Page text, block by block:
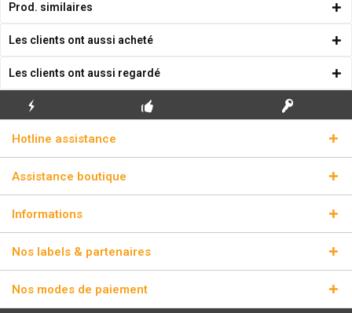
Prod. similaires
Les clients ont aussi acheté
Les clients ont aussi regardé
ÉCLAIR
Hotline assistance
Assistance boutique
Informations
Nos labels & partenaires
Nos modes de paiement